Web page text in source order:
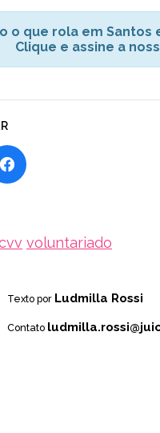
o que rola em Santos
Clique e assine a
voluntariado
Texto por Ludmilla Rossi
Contato